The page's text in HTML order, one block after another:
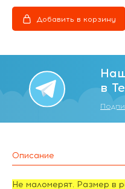
Добавить в корзину
в
Описание
Не маломерят. Размер в